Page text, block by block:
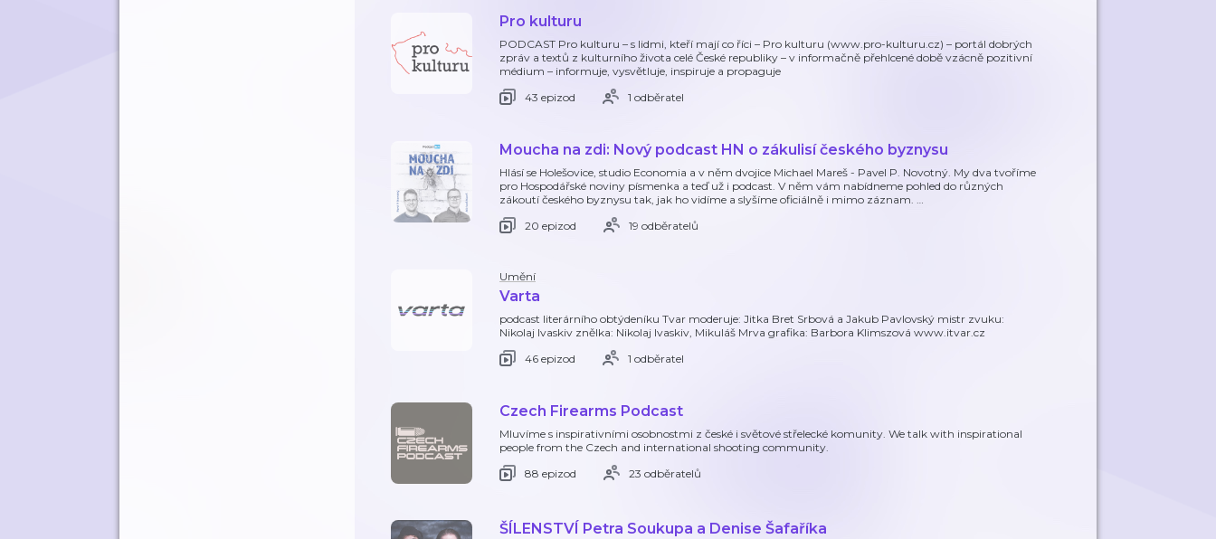
Pro kulturu
PODCAST Pro kulturu – s lidmi, kteří mají co říci – Pro kulturu (www.pro-kulturu.cz) – portál dobrých
zpráv a textů z kulturního života celé České republiky – v informačně přehlcené době vzácně pozitivní
médium – informuje, vysvětluje, inspiruje a propaguje
43 epizod
1 odběratel
Moucha na zdi: Nový podcast HN o zákulisí českého byznysu
Hlásí se Holešovice, studio Economia a v něm dvojice Michael Mareš - Pavel P. Novotný. My dva tvoříme
pro Hospodářské noviny písmenka a teď už i podcast. V něm vám nabídneme pohled do různých
zákoutí českého byznysu tak, jak ho vidíme a slyšíme oficiálně i mimo záznam. …
20 epizod
19 odběratelů
Umění
Varta
podcast literárního obtýdeníku Tvar moderuje: Jitka Bret Srbová a Jakub Pavlovský mistr zvuku:
Nikolaj Ivaskiv znělka: Nikolaj Ivaskiv, Mikuláš Mrva grafika: Barbora Klimszová www.itvar.cz
46 epizod
1 odběratel
Czech Firearms Podcast
Mluvíme s inspirativními osobnostmi z české i světové střelecké komunity. We talk with inspirational
people from the Czech and international shooting community.
88 epizod
23 odběratelů
ŠÍLENSTVÍ Petra Soukupa a Denise Šafaříka